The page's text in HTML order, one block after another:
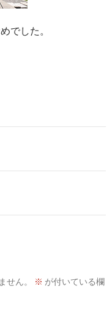
でした。
せん。 ※ が付いている欄